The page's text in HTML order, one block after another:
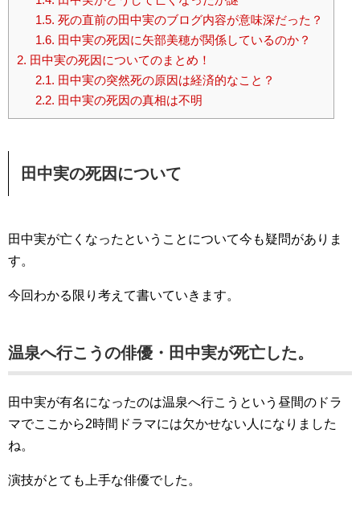
1.5. 死の直前の田中実のブログ内容が意味深だった？
1.6. 田中実の死因に矢部美穂が関係しているのか？
2. 田中実の死因についてのまとめ！
2.1. 田中実の突然死の原因は経済的なこと？
2.2. 田中実の死因の真相は不明
田中実の死因について
田中実が亡くなったということについて今も疑問がありま
す。
今回わかる限り考えて書いていきます。
温泉へ行こうの俳優・田中実が死亡した。
田中実が有名になったのは温泉へ行こうという昼間のドラ
マでここから2時間ドラマには欠かせない人になりました
ね。
演技がとても上手な俳優でした。